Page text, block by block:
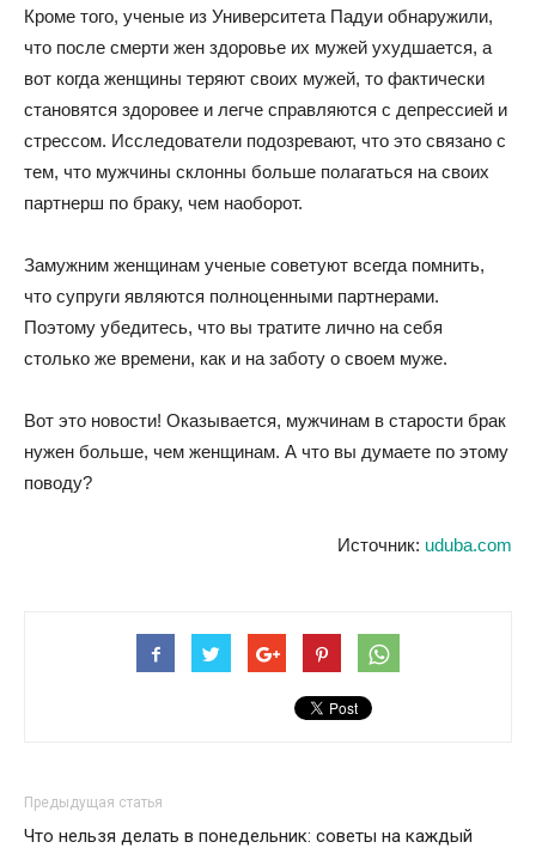
Кроме того, ученые из Университета Падуи обнаружили,
что после смерти жен здоровье их мужей ухудшается, а
вот когда женщины теряют своих мужей, то фактически
становятся здоровее и легче справляются с депрессией и
стрессом. Исследователи подозревают, что это связано с
тем, что мужчины склонны больше полагаться на своих
партнерш по браку, чем наоборот.
Замужним женщинам ученые советуют всегда помнить,
что супруги являются полноценными партнерами.
Поэтому убедитесь, что вы тратите лично на себя
столько же времени, как и на заботу о своем муже.
Вот это новости! Оказывается, мужчинам в старости брак
нужен больше, чем женщинам. А что вы думаете по этому
поводу?
Источник: uduba.com
Предыдущая статья
Что нельзя делать в понедельник: советы на каждый